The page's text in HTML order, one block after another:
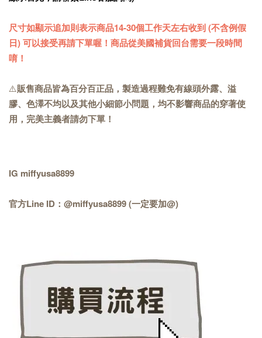
尺寸如顯示追加則表示商品14-30個工作天左右收到 (不含例假
日) 可以接受再請下單喔！商品從美國補貨回台需要一段時間
唷！
⚠️販售商品皆為百分百正品，製造過程難免有線頭外露、溢
膠、色澤不均以及其他小細節小問題，均不影響商品的穿著使
用，完美主義者請勿下單！
IG miffyusa8899
官方Line ID：@miffyusa8899 (一定要加@)